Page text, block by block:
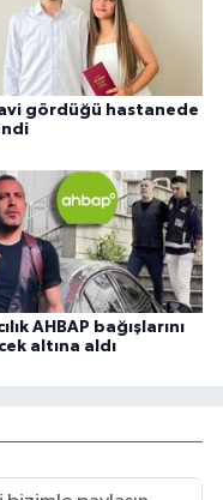
gördüğü hastanede
AHBAP bağışlarını
altına aldı